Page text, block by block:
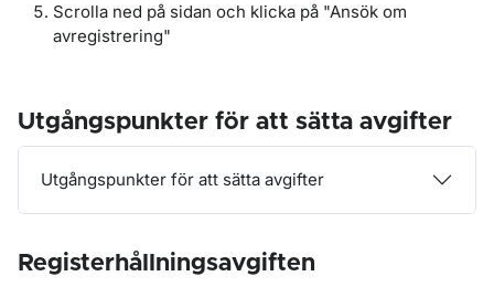
Scrolla ned på sidan och klicka på "Ansök om
avregistrering"
Utgångspunkter för att sätta avgifter
Utgångspunkter för att sätta avgifter
Registerhållningsavgiften